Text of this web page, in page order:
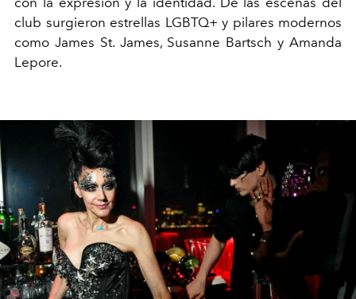
club surgieron estrellas LGBTQ+ y pilares modernos
como James St. James, Susanne Bartsch y Amanda
Lepore.